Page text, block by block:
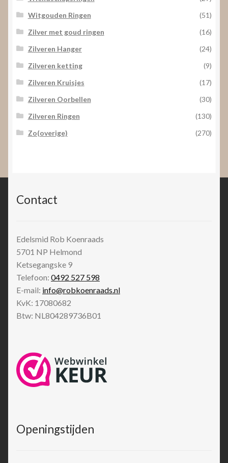
Witgouden Ringen
(51)
Zilver met goud ringen
(16)
Zilveren Hanger
(24)
Zilveren ketting
(9)
Zilveren Kruisjes
(17)
Zilveren Oorbellen
(30)
Zilveren Ringen
(130)
Zo(overige)
(270)
Contact
Edelsmid Rob Koenraads
5701 NP Helmond
Ketsegangske 9
Telefoon: 0492 527 598
E-mail: info@robkoenraads.nl
KvK: 17080682
Btw: NL804289736B01
Openingstijden